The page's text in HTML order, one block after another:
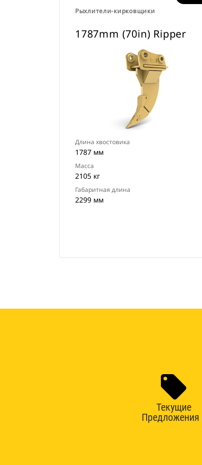
Рыхлители-кирковщики
1787mm (70in) Ripper
Длина хвостовика
1787 мм
Масса
2105 кг
Габаритная длина
2299 мм
Текущие
Предложения